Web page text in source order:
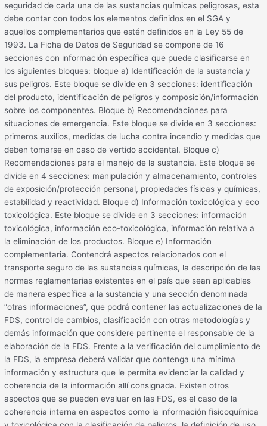
seguridad de cada una de las sustancias químicas peligrosas, esta
debe contar con todos los elementos definidos en el SGA y
aquellos complementarios que estén definidos en la Ley 55 de
1993. La Ficha de Datos de Seguridad se compone de 16
secciones con información específica que puede clasificarse en
los siguientes bloques: bloque a) Identificación de la sustancia y
sus peligros. Este bloque se divide en 3 secciones: identificación
del producto, identificación de peligros y composición/información
sobre los componentes. Bloque b) Recomendaciones para
situaciones de emergencia. Este bloque se divide en 3 secciones:
primeros auxilios, medidas de lucha contra incendio y medidas que
deben tomarse en caso de vertido accidental. Bloque c)
Recomendaciones para el manejo de la sustancia. Este bloque se
divide en 4 secciones: manipulación y almacenamiento, controles
de exposición/protección personal, propiedades físicas y químicas,
estabilidad y reactividad. Bloque d) Información toxicológica y eco
toxicológica. Este bloque se divide en 3 secciones: información
toxicológica, información eco-toxicológica, información relativa a
la eliminación de los productos. Bloque e) Información
complementaria. Contendrá aspectos relacionados con el
transporte seguro de las sustancias químicas, la descripción de las
normas reglamentarias existentes en el país que sean aplicables
de manera específica a la sustancia y una sección denominada
“otras informaciones”, que podrá contener las actualizaciones de la
FDS, control de cambios, clasificación con otras metodologías y
demás información que considere pertinente el responsable de la
elaboración de la FDS. Frente a la verificación del cumplimiento de
la FDS, la empresa deberá validar que contenga una mínima
información y estructura que le permita evidenciar la calidad y
coherencia de la información allí consignada. Existen otros
aspectos que se pueden evaluar en las FDS, es el caso de la
coherencia interna en aspectos como la información fisicoquímica